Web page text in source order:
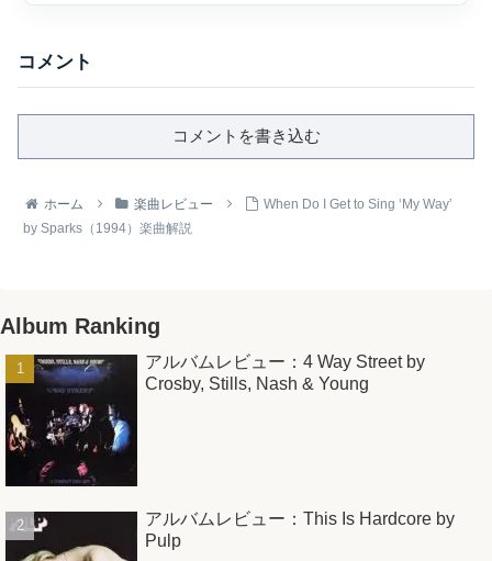
コメント
コメントを書き込む
ホーム 楽曲レビュー
When Do I Get to Sing ‘My Way’
by Sparks（1994）楽曲解説
Album Ranking
アルバムレビュー：4 Way Street by
Crosby, Stills, Nash & Young
アルバムレビュー：This Is Hardcore by
Pulp